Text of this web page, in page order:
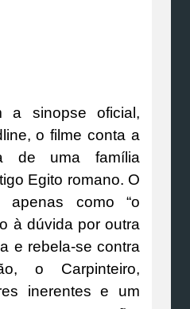
a sinopse oficial,
o filme conta a
de uma família
Egito romano. O
apenas como “o
à dúvida por outra
e rebela-se contra
o Carpinteiro,
inerentes e um